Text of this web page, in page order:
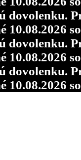
dovolenku.
dovolenku.
dovolenku.